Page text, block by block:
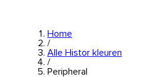
Home
/
Alle Histor kleuren
/
Peripheral